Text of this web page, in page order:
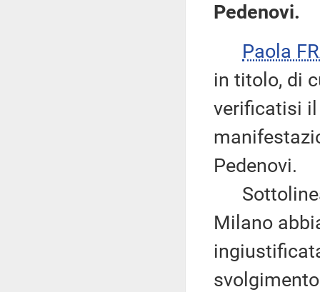
Pedenovi.
Paola
in titolo, di
verificatisi
Pedenovi.
Milano